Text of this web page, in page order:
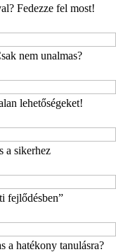
Fedezze fel most!
nem unalmas?
lehetőségeket!
a sikerhez
fejlődésben”
a hatékony tanulásra?